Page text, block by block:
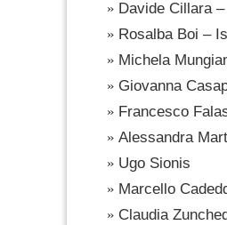
Davide Cillara
Rosalba Boi –
Michela
Giovanna
Francesco
Alessandra
Ugo Sionis
Marcello
Claudia